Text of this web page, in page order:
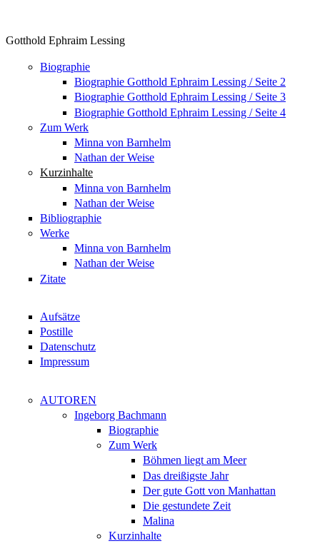
Gotthold Ephraim Lessing
Biographie
Biographie Gotthold Ephraim Lessing / Seite 2
Biographie Gotthold Ephraim Lessing / Seite 3
Biographie Gotthold Ephraim Lessing / Seite 4
Zum Werk
Minna von Barnhelm
Nathan der Weise
Kurzinhalte
Minna von Barnhelm
Nathan der Weise
Bibliographie
Werke
Minna von Barnhelm
Nathan der Weise
Zitate
Aufsätze
Postille
Datenschutz
Impressum
AUTOREN
Ingeborg Bachmann
Biographie
Zum Werk
Böhmen liegt am Meer
Das dreißigste Jahr
Der gute Gott von Manhattan
Die gestundete Zeit
Malina
Kurzinhalte